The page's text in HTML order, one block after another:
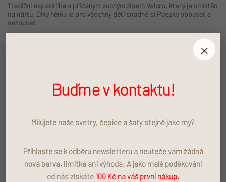
Tradiční espadrilka s přidáným suchým zipem Velcro, který je umístěn
na nártu. Díky němu je pro všechny děti snadné si Paezky obouvat a
nazouvat.
Vyberte variantu
990 Kč –70 %
290 Kč
×
Buďme v kontaktu!
Milujete naše svetry, čepice a šaty stejně jako my?
Přihlaste se k odběru newsletteru a neuteče vám žádná
nová barva, limitka ani výhoda. A jako malé poděkování
od nás získáte100 Kč na váš první nákup.